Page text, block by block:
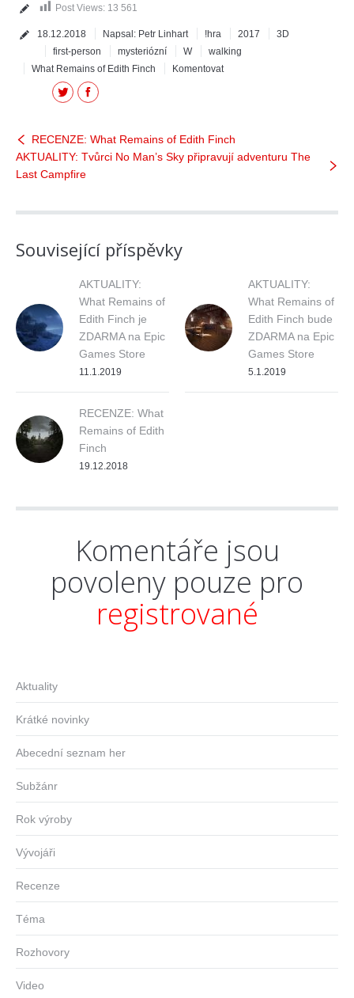
Post Views: 13 561
18.12.2018 Napsal: Petr Linhart !hra 2017
3D
first-person
mysteriózní W
walking
What Remains of Edith Finch
Komentovat
Facebook
Twitter
RECENZE: What Remains of Edith Finch
AKTUALITY: Tvůrci No Man’s Sky připravují adventuru The
Last Campfire
Související příspěvky
AKTUALITY:
What Remains of
Edith Finch je
ZDARMA na Epic
Games Store
11.1.2019
AKTUALITY:
What Remains of
Edith Finch bude
ZDARMA na Epic
Games Store
5.1.2019
RECENZE: What
Remains of Edith
Finch
19.12.2018
Komentáře jsou
povoleny pouze pro
registrované
Aktuality
Krátké novinky
Abecední seznam her
Subžánr
Rok výroby
Vývojáři
Recenze
Téma
Rozhovory
Video